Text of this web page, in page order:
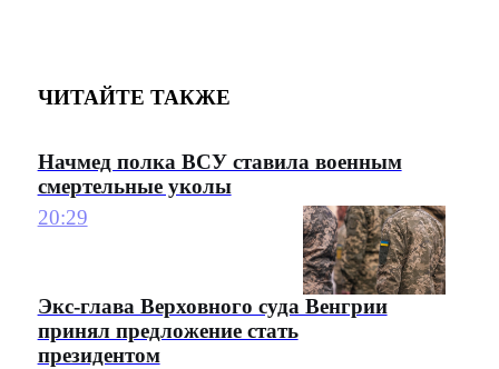
ЧИТАЙТЕ ТАКЖЕ
Начмед полка ВСУ ставила военным
смертельные уколы
20:29
Экс-глава Верховного суда Венгрии
принял предложение стать
президентом